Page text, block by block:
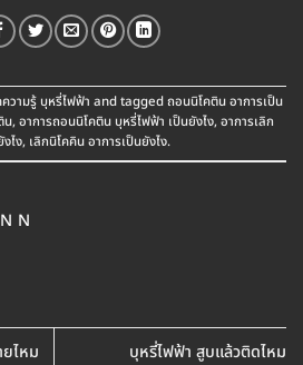
ความรู้ บุหรี่ไฟฟ้า and taggedถอนนิโคติน อาการเป็น
น, อาการถอนนิโคติน บุหรี่ไฟฟ้า เป็นยังไง, อาการเลิก
ไง, เลิกนิโคคิน อาการเป็นยังไง.
N
ไหม บุหรี่ไฟฟ้า สูบแล้วติดไหม